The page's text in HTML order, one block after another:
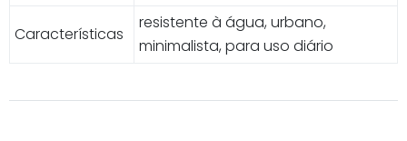
Características
resistente à água, urbano,
minimalista, para uso diário